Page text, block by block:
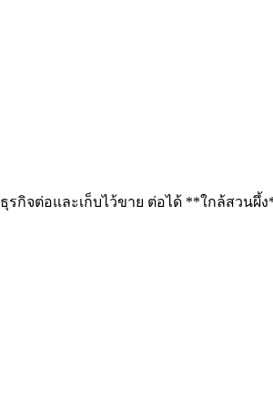
กิจต่อและเก็บไว้ขาย ต่อได้ **ใกล้สวนผึ้